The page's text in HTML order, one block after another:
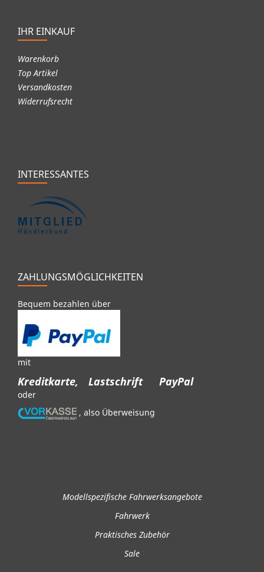
IHR EINKAUF
Warenkorb
Top Artikel
Versandkosten
Widerrufsrecht
INTERESSANTES
ZAHLUNGSMÖGLICHKEITEN
Bequem bezahlen über
mit
Kreditkarte, Lastschrift PayPal
oder
, also Überweisung
Modellspezifische Fahrwerksangebote
Fahrwerk
Praktisches Zubehör
Sale